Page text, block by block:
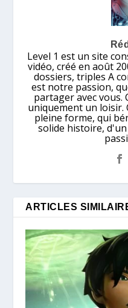
Level 1 est un site
vidéo, créé en août
dossiers, triples A
est notre passion,
partager avec vous.
uniquement un loisir.
pleine forme, qui
solide histoire,
ARTICLES